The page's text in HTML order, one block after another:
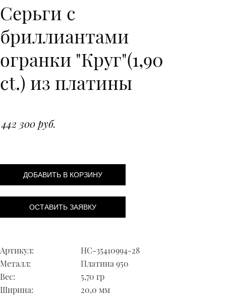
Серьги с
бриллиантами
огранки "Круг"(1,90
ct.) из платины
442 300 руб.
ДОБАВИТЬ В КОРЗИНУ
ОСТАВИТЬ ЗАЯВКУ
Артикул:
НС-35410994-28
Металл:
Платина 950
Вес:
5,70 гр
Ширина:
20,0 мм